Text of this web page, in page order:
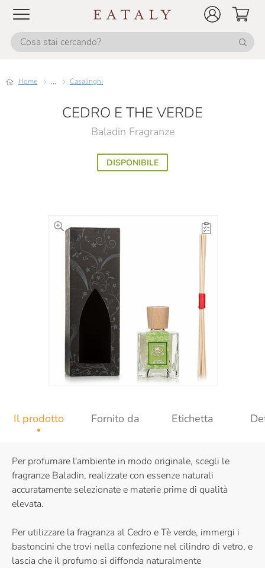
Home ... Casalinghi
CEDRO E THE VERDE
Baladin Fragranze
DISPONIBILE
Il prodotto Fornito da Etichetta
Per profumare l'ambiente in modo originale, scegli le
fragranze Baladin, realizzate con essenze naturali
accuratamente selezionate e materie prime di qualità
elevata.
Per utilizzare la fragranza al Cedro e Tè verde, immergi i
bastoncini che trovi nella confezione nel cilindro di vetro, e
lascia che il profumo si diffonda naturalmente